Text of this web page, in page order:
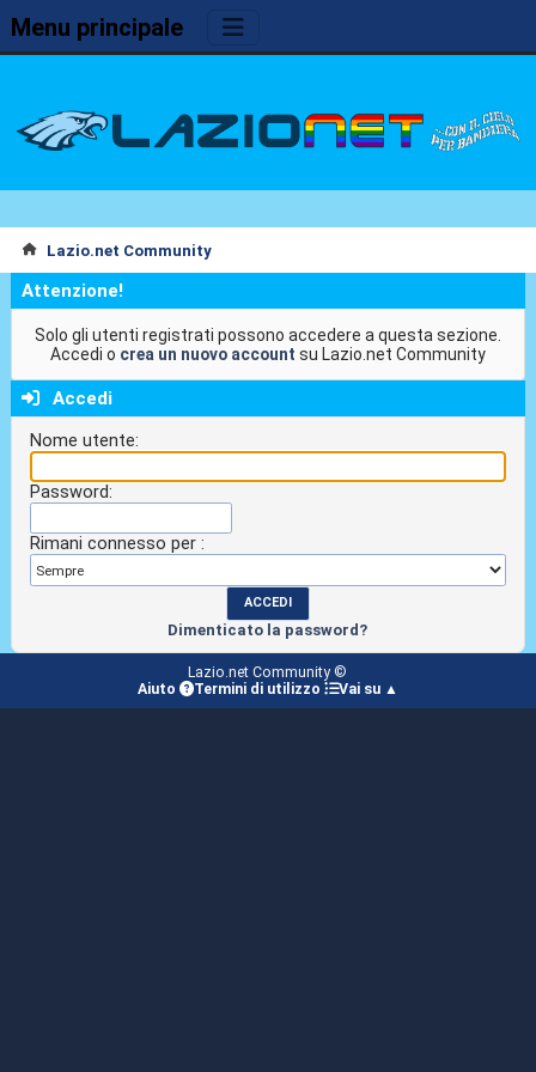
Menu principale
Lazio.net Community
Attenzione!
Solo gli utenti registrati possono accedere a questa sezione.
Accedi o crea un nuovo account su Lazio.net Community
Accedi
Nome utente:
Password:
Rimani connesso per :
Dimenticato la password?
Lazio.net Community ©
Aiuto
Termini di utilizzo Vai su ▲